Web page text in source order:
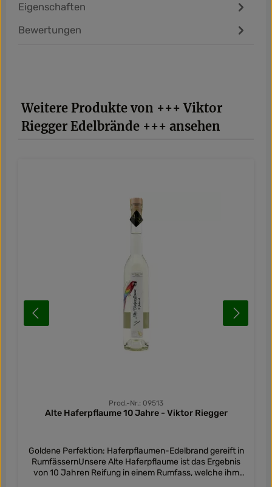
Eigenschaften
Bewertungen
Produktgalerie überspringen
Weitere Produkte von +++ Viktor
Riegger Edelbrände +++ ansehen
Prod.-Nr.: 09513
Alte Haferpflaume 10 Jahre - Viktor Riegger
Goldene Perfektion: Haferpflaumen-Edelbrand gereift in
RumfässernUnsere Alte Haferpflaume ist das Ergebnis
von 10 Jahren Reifung in einem Rumfass, welche ihm